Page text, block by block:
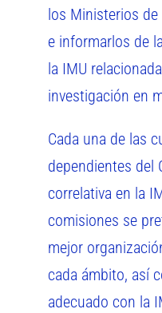
los Ministerios de
e informarlos de
la IMU
investigación en
Cada una de las
dependientes del
correlativa en la
comisiones se
mejor
cada ámbito, así
adecuado con la